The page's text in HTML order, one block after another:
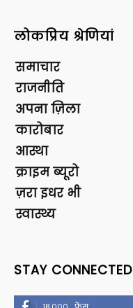
लोकप्रिय श्रेणियां
समाचार
राजनीति
अपना ज़िला
कारोबार
आस्था
क्राइम ब्यूरो
ज़रा इधर भी
स्वास्थ्य
STAY CONNECTED